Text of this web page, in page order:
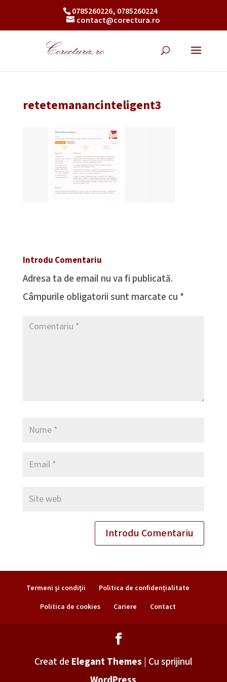
0785260226, 0785260224
contact@corectura.ro
retetemanancinteligent3
Introdu Comentariu
Adresa ta de email nu va fi publicată.
Câmpurile obligatorii sunt marcate cu *
Termeni şi condiţii
Politica de confidențialitate
Politica de cookies
Cariere Contact
Creat de Elegant Themes | Cu sprijinul